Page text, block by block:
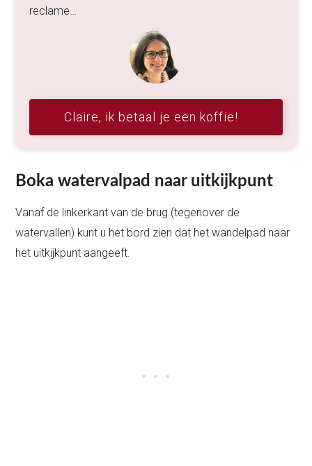
reclame…
Claire, ik betaal je een koffie!
Boka watervalpad naar uitkijkpunt
Vanaf de linkerkant van de brug (tegenover de
watervallen) kunt u het bord zien dat het wandelpad naar
het uitkijkpunt aangeeft.